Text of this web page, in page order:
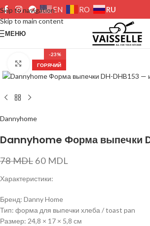
Skip to navigation
Skip to main content
EN RO RU
МЕНЮ
-23%
ГОРЯЧИЙ
Нажмите, чтобы увеличить
Dannyhome
Dannyhome Форма выпечки
78MDL 60 MDL
Характеристики:
Бренд: Danny Home
Тип: форма для выпечки хлеба / toast pan
Размер: 24,8 × 17 × 5,8 см